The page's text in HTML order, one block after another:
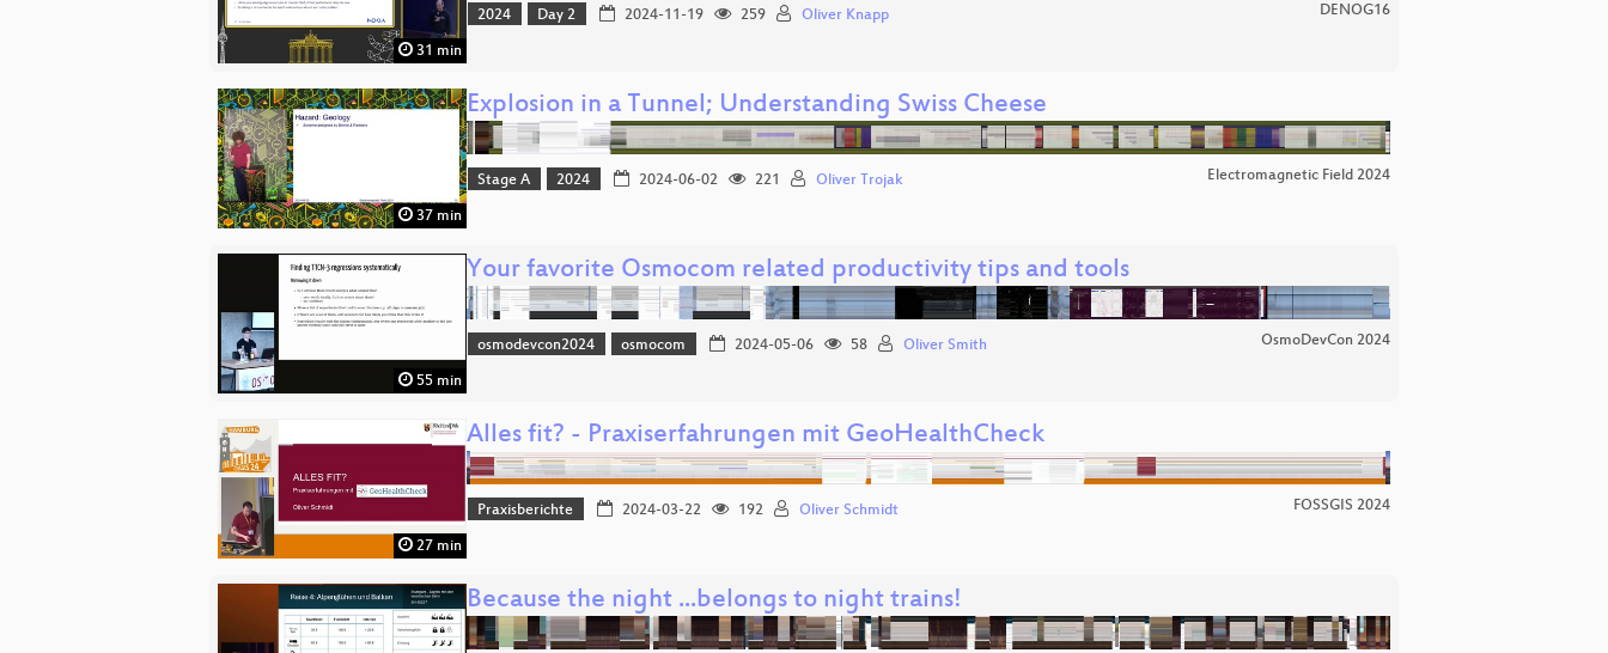
31 min
2024 Day 2 2024-11-19 259 Oliver Knapp DENOG16
37 min
Explosion in a Tunnel; Understanding Swiss Cheese
Stage A 2024 2024-06-02 221 Oliver Trojak Electromagnetic Field 2024
55 min
Your favorite Osmocom related productivity tips and tools
osmodevcon2024 osmocom 2024-05-06 58 Oliver Smith OsmoDevCon 2024
27 min
Alles fit? - Praxiserfahrungen mit GeoHealthCheck
Praxisberichte 2024-03-22 192 Oliver Schmidt FOSSGIS 2024
Because the night ...belongs to night trains!